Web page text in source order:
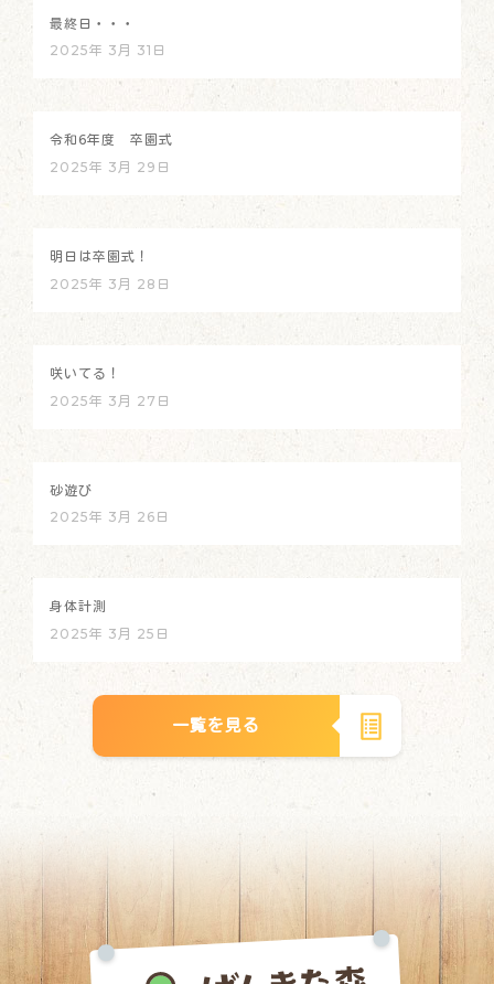
最終日・・・
2025年 3月 31日
令和6年度 卒園式
2025年 3月 29日
明日は卒園式！
2025年 3月 28日
咲いてる！
2025年 3月 27日
砂遊び
2025年 3月 26日
身体計測
2025年 3月 25日
一覧を見る